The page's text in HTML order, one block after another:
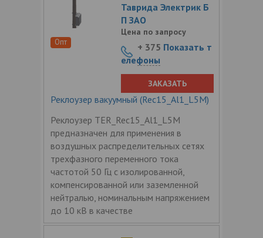
Опт
Реклоузер вакуумный (Rec15_Al1_L5M)
Реклоузер TER_Rec15_Al1_L5M
предназначен для применения в
воздушных распределительных сетях
трехфазного переменного тока
частотой 50 Гц с изолированной,
компенсированной или заземленной
нейтралью, номинальным напряжением
до 10 кВ в качестве
Таврида Электрик Б
П ЗАО
Цена по запросу
+ 375 Показать т
елефоны
ЗАКАЗАТЬ